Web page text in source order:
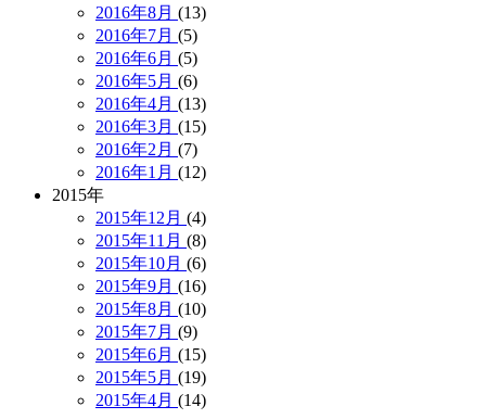
2016年8月 (13)
2016年7月 (5)
2016年6月 (5)
2016年5月 (6)
2016年4月 (13)
2016年3月 (15)
2016年2月 (7)
2016年1月 (12)
2015年
2015年12月 (4)
2015年11月 (8)
2015年10月 (6)
2015年9月 (16)
2015年8月 (10)
2015年7月 (9)
2015年6月 (15)
2015年5月 (19)
2015年4月 (14)